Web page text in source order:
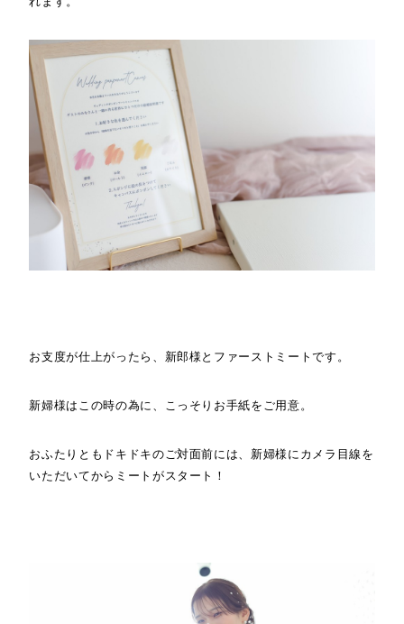
お支度が仕上がったら、新郎様とファーストミートです。
新婦様はこの時の為に、こっそりお手紙をご用意。
おふたりともドキドキのご対面前には、新婦様にカメラ目線を
いただいてからミートがスタート！